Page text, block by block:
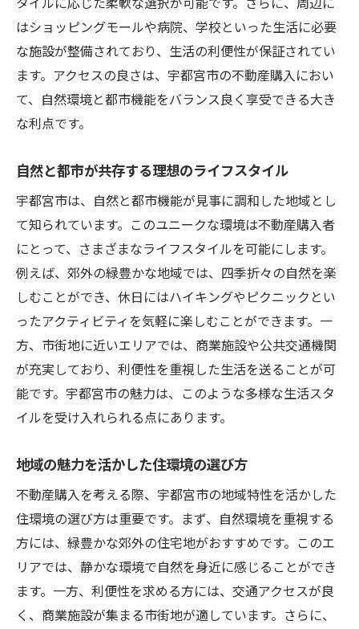
タイルに応じた柔軟な選択が可能です。さらに、周辺に
はショッピングモールや病院、学校といった生活に必要
な施設が整備されており、生活の利便性が保証されてい
ます。アクセスの良さは、宇都宮市の不動産購入におい
て、自然環境と都市機能をバランス良く享受できる大き
な利点です。
自然と都市が共存する理想のライフスタイル
宇都宮市は、自然と都市機能が見事に調和した地域とし
て知られています。このユニークな環境は不動産購入者
にとって、さまざまなライフスタイルを可能にします。
例えば、郊外の緑豊かな地域では、四季折々の自然を楽
しむことができ、休日にはハイキングやピクニックとい
ったアクティビティを気軽に楽しむことができます。一
方、市街地に近いエリアでは、商業施設や公共交通機関
が充実しており、利便性を重視した生活を送ることが可
能です。宇都宮市の魅力は、このような多様な生活スタ
イルを受け入れられる点にあります。
地域の魅力を活かした住環境の選び方
不動産購入を考える際、宇都宮市の地域特性を活かした
住環境の選び方は重要です。まず、自然環境を重視する
方には、緑豊かな郊外の住宅地がおすすめです。このエ
リアでは、静かな環境で自然を身近に感じることができ
ます。一方、利便性を求める方には、交通アクセスが良
く、商業施設が集まる市街地が適しています。さらに、